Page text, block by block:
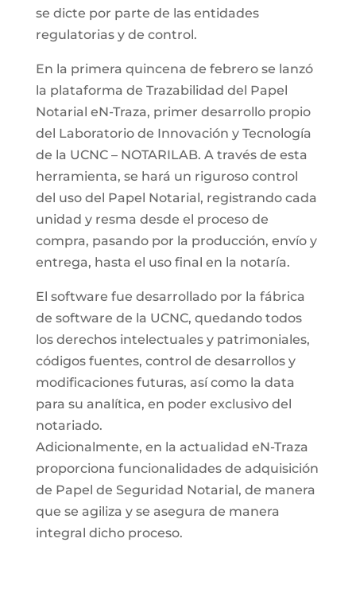
se dicte por parte de las entidades
regulatorias y de control.
En la primera quincena de febrero se lanzó
la plataforma de Trazabilidad del Papel
Notarial eN-Traza, primer desarrollo propio
del Laboratorio de Innovación y Tecnología
de la UCNC – NOTARILAB. A través de esta
herramienta, se hará un riguroso control
del uso del Papel Notarial, registrando cada
unidad y resma desde el proceso de
compra, pasando por la producción, envío y
entrega, hasta el uso final en la notaría.
El software fue desarrollado por la fábrica
de software de la UCNC, quedando todos
los derechos intelectuales y patrimoniales,
códigos fuentes, control de desarrollos y
modificaciones futuras, así como la data
para su analítica, en poder exclusivo del
notariado.
Adicionalmente, en la actualidad eN-Traza
proporciona funcionalidades de adquisición
de Papel de Seguridad Notarial, de manera
que se agiliza y se asegura de manera
integral dicho proceso.